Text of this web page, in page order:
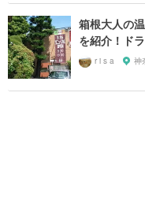
箱根大人の
を紹介！ド
r i s a 神